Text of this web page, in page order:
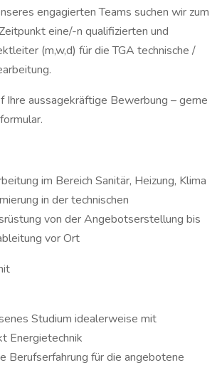
engagierten Teams suchen wir zum
eine/-n qualifizierten und
(m,w,d) für die TGA technische /
Ihre aussagekräftige Bewerbung – gerne
im Bereich Sanitär, Heizung, Klima
in der technischen
von der Angebotserstellung bis
vor Ort
Studium idealerweise mit
Energietechnik
Berufserfahrung für die angebotene